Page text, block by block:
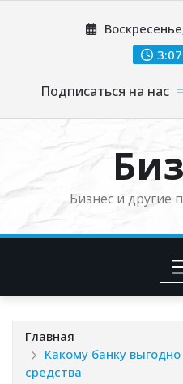
Подписаться на нас
Бизнес и другие
Главная
Какому банку
средства